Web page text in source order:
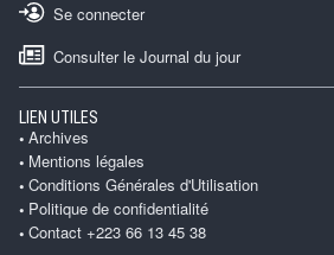
Se connecter
Consulter le Journal du jour
LIEN UTILES
Archives
Mentions légales
Conditions Générales d'Utilisation
Politique de confidentialité
Contact +223 66 13 45 38